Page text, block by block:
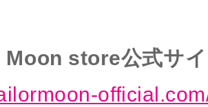
Moon store公式サ